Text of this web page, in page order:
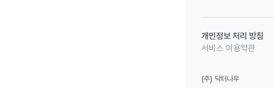
개인정보 처리 방침
서비스 이용약관
(주) 닥터나우